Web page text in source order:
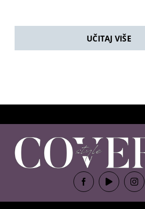
UČITAJ VIŠE